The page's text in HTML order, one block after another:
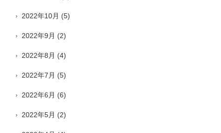
2022年10月 (5)
2022年9月 (2)
2022年8月 (4)
2022年7月 (5)
2022年6月 (6)
2022年5月 (2)